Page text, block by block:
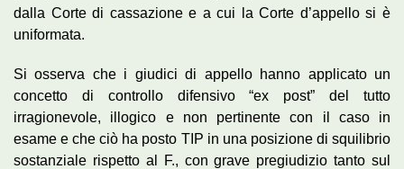
dalla Corte di cassazione e a cui la Corte d’appello si è
uniformata.
Si osserva che i giudici di appello hanno applicato un
concetto di controllo difensivo “ex post” del tutto
irragionevole, illogico e non pertinente con il caso in
esame e che ciò ha posto TIP in una posizione di squilibrio
sostanziale rispetto al F., con grave pregiudizio tanto sul